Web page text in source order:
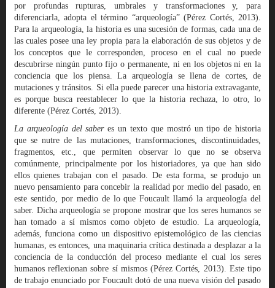
por profundas rupturas, umbrales y transformaciones y, para
diferenciarla, adopta el término “arqueología” (Pérez Cortés, 2013).
Para la arqueología, la historia es una sucesión de formas, cada una de
las cuales posee una ley propia para la elaboración de sus objetos y de
los conceptos que le corresponden, proceso en el cual no puede
descubrirse ningún punto fijo o permanente, ni en los objetos ni en la
conciencia que los piensa. La arqueología se llena de cortes, de
mutaciones y tránsitos. Si ella puede parecer una historia extravagante,
es porque busca reestablecer lo que la historia rechaza, lo otro, lo
diferente (Pérez Cortés, 2013).
La arqueología del saberes un texto que mostró un tipo de historia
que se nutre de las mutaciones, transformaciones, discontinuidades,
fragmentos, etc., que permiten observar lo que no se observa
comúnmente, principalmente por los historiadores, ya que han sido
ellos quienes trabajan con el pasado. De esta forma, se produjo un
nuevo pensamiento para concebir la realidad por medio del pasado, en
este sentido, por medio de lo que Foucault llamó la arqueología del
saber. Dicha arqueología se propone mostrar que los seres humanos se
han tomado a sí mismos como objeto de estudio. La arqueología,
además, funciona como un dispositivo epistemológico de las ciencias
humanas, es entonces, una maquinaria crítica destinada a desplazar a la
conciencia de la conducción del proceso mediante el cual los seres
humanos reflexionan sobre sí mismos (Pérez Cortés, 2013). Este tipo
de trabajo enunciado por Foucault dotó de una nueva visión del pasado